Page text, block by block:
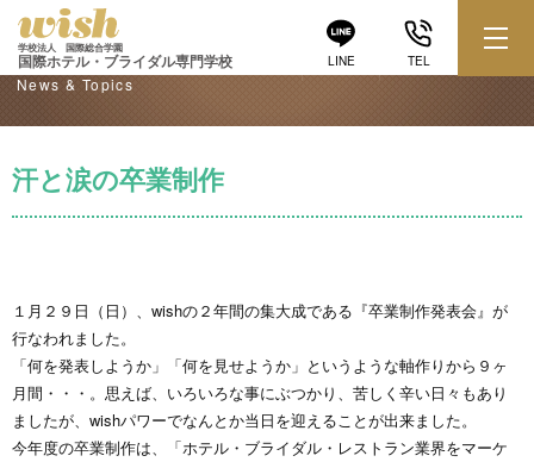
LINE TEL
学校法人 国際総合学園
国際ホテル・ブライダル専門学校
学校からのお知らせ
News & Topics
汗と涙の卒業制作
１月２９日（日）、wishの２年間の集大成である『卒業制作発表会』が
行なわれました。
「何を発表しようか」「何を見せようか」というような軸作りから９ヶ
月間・・・。思えば、いろいろな事にぶつかり、苦しく辛い日々もあり
ましたが、wishパワーでなんとか当日を迎えることが出来ました。
今年度の卒業制作は、「ホテル・ブライダル・レストラン業界をマーケ